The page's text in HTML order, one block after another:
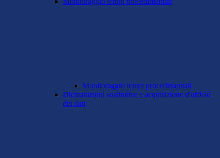
Monitoraggio tempi procedimentali
Dichiarazioni sostitutive e acquisizione d'ufficio
dei dati